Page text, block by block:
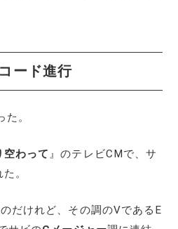
ード進行
。
空わって 』のテレビCMで、サ
。
だけれど、その調のⅤであるE